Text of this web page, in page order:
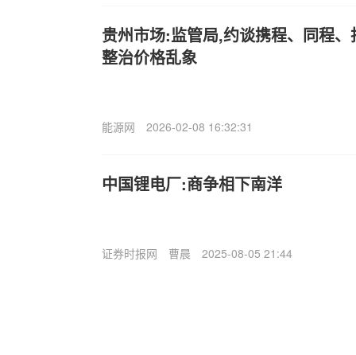
贵州市场:监管局,约谈携程、同程
整治价格乱象
能源网 2026-02-08 16:32:31
中国锂电厂:商争相下南洋
证券时报网 曹晨 2025-08-05 21:44